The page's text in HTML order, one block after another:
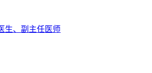
生、副主任医师